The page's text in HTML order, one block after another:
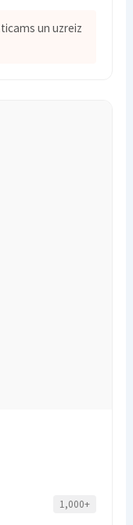
un uzreiz
1,000+